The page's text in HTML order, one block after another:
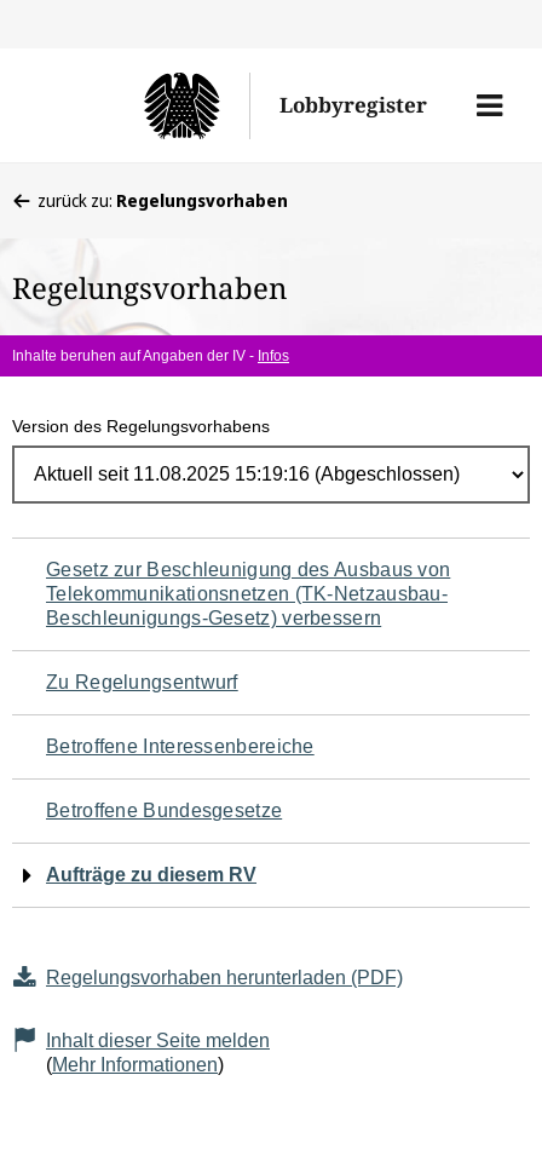
Lobbyregister
Menü
befinden
hier:
zurück zu: Regelungsvorhaben
Regelungsvorhaben
Inhalte beruhen auf Angaben der IV - Infos
Version des Regelungsvorhabens
Navigation
für
den
Seiteninhalt
Gesetz zur Beschleunigung des Ausbaus von
Telekommunikationsnetzen (TK-Netzausbau-
Beschleunigungs-Gesetz) verbessern
Zu Regelungsentwurf
Betroffene Interessenbereiche
Betroffene Bundesgesetze
Aufträge zu diesem RV
Regelungsvorhaben herunterladen (PDF)
Inhalt dieser Seite melden
(Mehr Informationen)